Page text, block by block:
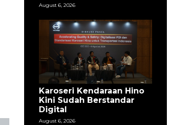
August 6, 2026
Karoseri Kendaraan Hino
Kini Sudah Berstandar
Digital
August 6, 2026